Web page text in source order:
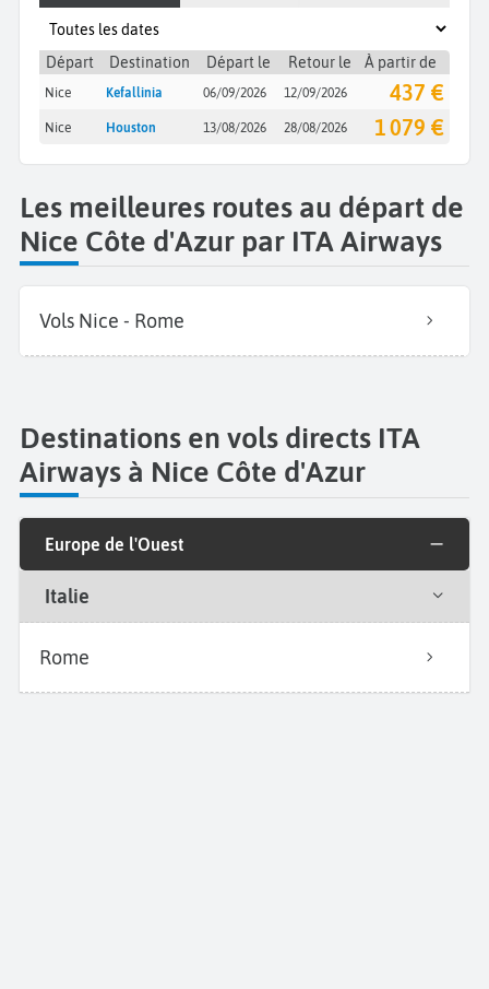
Départ Destination Départ le Retour le À partir de
Nice Kefallinia 06/09/2026 12/09/2026 437 €
Nice Houston 13/08/2026 28/08/2026 1 079 €
Les meilleures routes au départ de
Nice Côte d'Azur par ITA Airways
Vols Nice - Rome
Destinations en vols directs ITA
Airways à Nice Côte d'Azur
Europe de l'Ouest
Italie
Rome